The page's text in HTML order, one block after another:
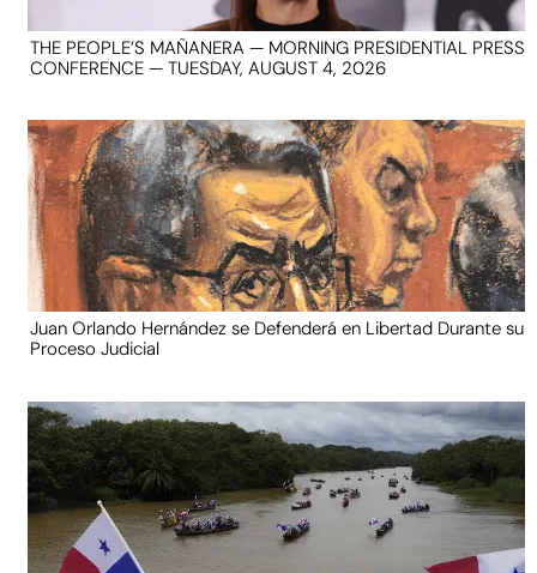
THE PEOPLE’S MAÑANERA — MORNING PRESIDENTIAL PRESS
CONFERENCE — TUESDAY, AUGUST 4, 2026
Juan Orlando Hernández se Defenderá en Libertad Durante su
Proceso Judicial